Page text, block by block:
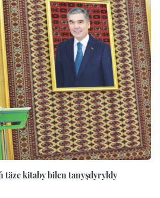
kitaby bilen tanyşdyryldy